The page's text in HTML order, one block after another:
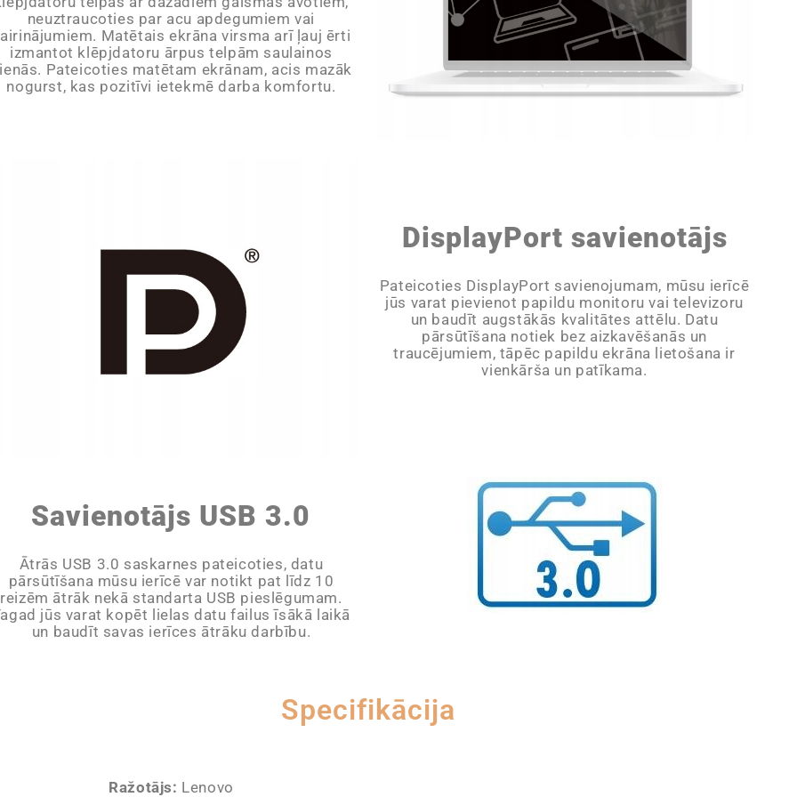
neuztraucoties par acu apdegumiem vai
Matētais ekrāna virsma arī ļauj ērti
izmantot klēpjdatoru ārpus telpām saulainos
Pateicoties matētam ekrānam, acis mazāk
nogurst, kas pozitīvi ietekmē darba komfortu.
DisplayPort savienotājs
Pateicoties DisplayPort savienojumam, mūsu ierīcē
jūs varat pievienot papildu monitoru vai televizoru
un baudīt augstākās kvalitātes attēlu. Datu
pārsūtīšana notiek bez aizkavēšanās un
traucējumiem, tāpēc papildu ekrāna lietošana ir
vienkārša un patīkama.
Savienotājs USB 3.0
Ātrās USB 3.0 saskarnes pateicoties, datu
pārsūtīšana mūsu ierīcē var notikt pat līdz 10
reizēm ātrāk nekā standarta USB pieslēgumam.
jūs varat kopēt lielas datu failus īsākā laikā
un baudīt savas ierīces ātrāku darbību.
Specifikācija
Ražotājs: Lenovo